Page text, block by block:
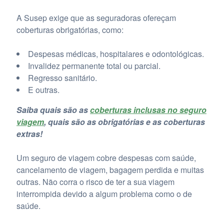
A Susep exige que as seguradoras ofereçam
coberturas obrigatórias, como:
Despesas médicas, hospitalares e odontológicas.
Invalidez permanente total ou parcial.
Regresso sanitário.
E outras.
Saiba quais são ascoberturas inclusas no seguro
viagem, quais são as obrigatórias e as coberturas
extras!
Um seguro de viagem cobre despesas com saúde,
cancelamento de viagem, bagagem perdida e muitas
outras. Não corra o risco de ter a sua viagem
interrompida devido a algum problema como o de
saúde.